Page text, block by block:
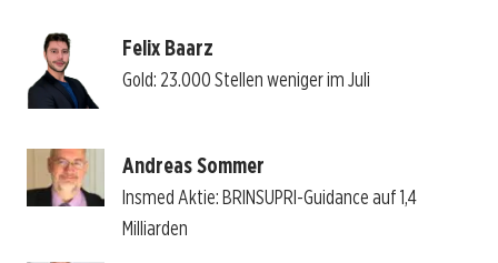
Felix Baarz
Gold: 23.000 Stellen weniger im Juli
Andreas Sommer
Insmed Aktie: BRINSUPRI-Guidance auf 1,4
Milliarden